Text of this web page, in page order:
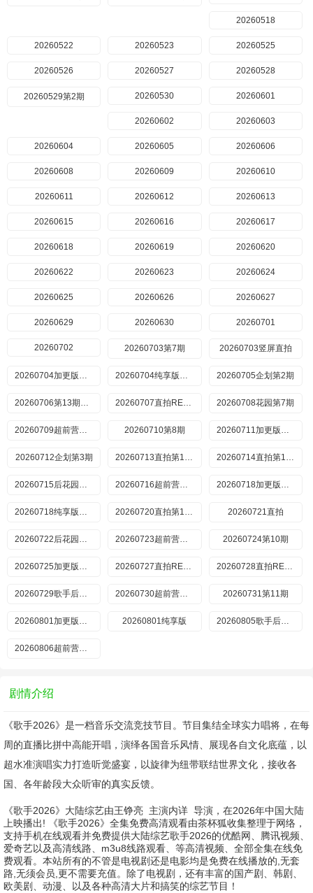
20260518
20260522 20260523 20260525
20260526 20260527 20260528
20260529第2期 20260530 20260601
20260602 20260603
20260604 20260605 20260606
20260608 20260609 20260610
20260611 20260612 20260613
20260615 20260616 20260617
20260618 20260619 20260620
20260622 20260623 20260624
20260625 20260626 20260627
20260629 20260630 20260701
20260702 20260703第7期 20260703竖屏直拍
20260705企划第2期
20260708花园第7期
20260710第8期
20260712企划第3期
20260721直拍
20260724第10期
20260728直拍REACTION第20期
20260731第11期
20260801纯享版 20260805歌手后花园第11期
剧情介绍
《歌手2026》是一档音乐交流竞技节目。节目集结全球实力唱将，在每
周的直播比拼中高能开唱，演绎各国音乐风情、展现各自文化底蕴，以
超水准演唱实力打造听觉盛宴，以旋律为纽带联结世界文化，接收各
国、各年龄段大众听审的真实反馈。
《歌手2026》大陆综艺由王铮亮 主演内详 导演，在2026年中国大陆
上映播出! 《歌手2026》全集免费高清观看由茶杯狐收集整理于网络，
支持手机在线观看并免费提供大陆综艺歌手2026的优酷网、腾讯视频、
爱奇艺以及高清线路、m3u8线路观看、等高清视频、全部全集在线免
费观看。本站所有的不管是电视剧还是电影均是免费在线播放的,无套
路,无须会员,更不需要充值。除了电视剧，还有丰富的国产剧、韩剧、
欧美剧、动漫、以及各种高清大片和搞笑的综艺节目！